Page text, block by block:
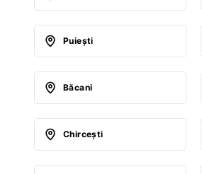
Puieşti
Băcani
Chirceşti